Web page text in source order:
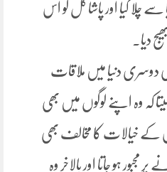
چلا گیا اور پاشا گل کو اس
دیا۔
دوسری دنیا میں ملاقات
کہ وہ اپنے لوگوں میں بھی
کے خیالات کا مخالف بھی
ہو جاتا اور بالاخر وہ